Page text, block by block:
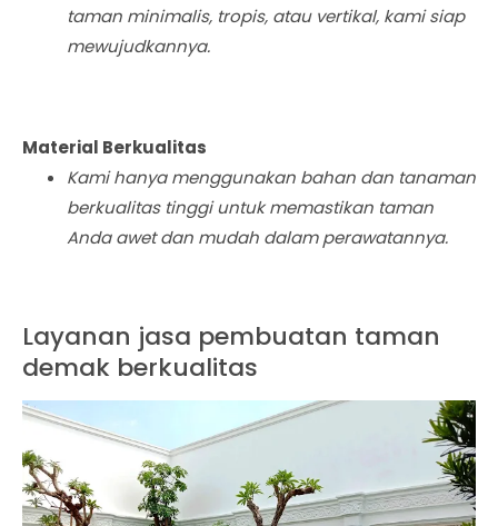
taman minimalis, tropis, atau vertikal, kami siap
mewujudkannya.
Material Berkualitas
Kami hanya menggunakan bahan dan tanaman
berkualitas tinggi untuk memastikan taman
Anda awet dan mudah dalam perawatannya.
Layanan jasa pembuatan taman
demak berkualitas